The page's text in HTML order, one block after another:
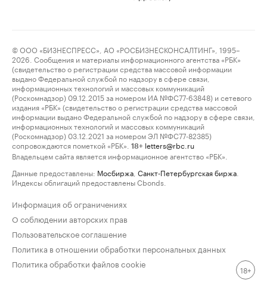
© ООО «БИЗНЕСПРЕСС», АО «РОСБИЗНЕСКОНСАЛТИНГ», 1995–
2026. Сообщения и материалы информационного агентства «РБК»
(свидетельство о регистрации средства массовой информации
выдано Федеральной службой по надзору в сфере связи,
информационных технологий и массовых коммуникаций
(Роскомнадзор) 09.12.2015 за номером ИА №ФС77-63848) и сетевого
издания «РБК» (свидетельство о регистрации средства массовой
информации выдано Федеральной службой по надзору в сфере связи,
информационных технологий и массовых коммуникаций
(Роскомнадзор) 03.12.2021 за номером ЭЛ №ФС77-82385)
сопровождаются пометкой «РБК».
18+ letters@rbc.ru
Владельцем сайта является информационное агентство «РБК».
Данные предоставлены: Мосбиржа Санкт-Петербургская биржа
Индексы облигаций предоставлены Cbonds.
Информация об ограничениях
О соблюдении авторских прав
Пользовательское соглашение
Политика в отношении обработки персональных данных
Политика обработки файлов cookie
18+